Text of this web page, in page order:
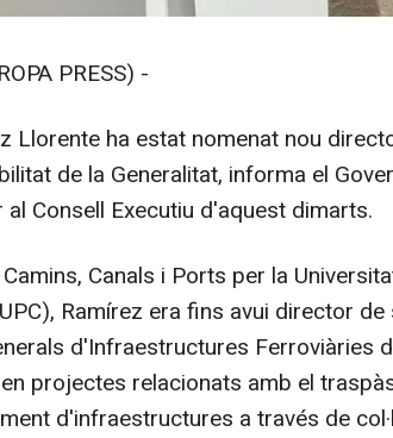
PRESS) -
Llorente ha estat nomenat nou
de la Generalitat, informa el
Consell Executiu d'aquest dimarts.
Canals i Ports per la
Ramírez era fins avui director de
d'Infraestructures Ferroviàries
projectes relacionats amb el
d'infraestructures a través de